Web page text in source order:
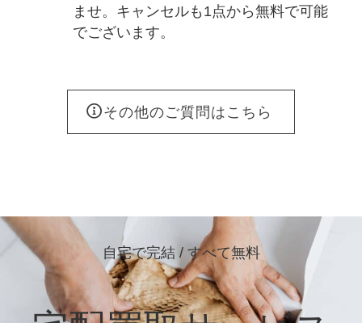
ませ。キャンセルも1点から無料で可能
でございます。
その他のご質問はこちら
自宅で完結 / すべて無料